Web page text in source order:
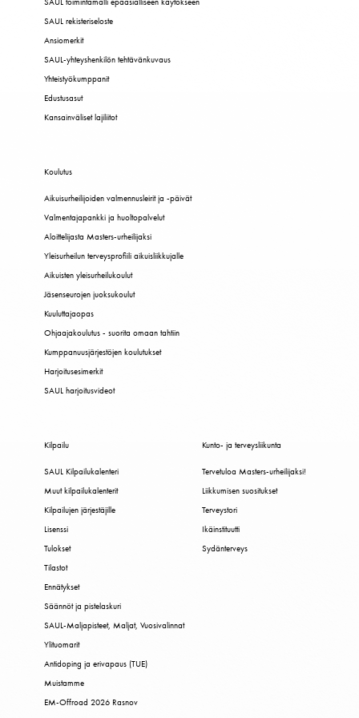
SAUL rekisteriseloste
Ansiomerkit
SAUL-yhteyshenkilön tehtävänkuvaus
Yhteistyökumppanit
Edustusasut
Kansainväliset lajiliitot
Koulutus
Aikuisurheilijoiden valmennusleirit ja -päivät
Valmentajapankki ja huoltopalvelut
Aloittelijasta Masters-urheilijaksi
Yleisurheilun terveysprofiili aikuisliikkujalle
Aikuisten yleisurheilukoulut
Jäsenseurojen juoksukoulut
Kuuluttajaopas
Ohjaajakoulutus - suorita omaan tahtiin
Kumppanuusjärjestöjen koulutukset
Harjoitusesimerkit
SAUL harjoitusvideot
Kilpailu
SAUL Kilpailukalenteri
Muut kilpailukalenterit
Kilpailujen järjestäjille
Lisenssi
Tulokset
Tilastot
Ennätykset
Säännöt ja pistelaskuri
SAUL-Maljapisteet, Maljat, Vuosivalinnat
Ylituomarit
Antidoping ja erivapaus (TUE)
Muistamme
EM-Offroad 2026 Rasnov
Kunto- ja terveysliikunta
Tervetuloa Masters-urheilijaksi!
Liikkumisen suositukset
Terveystori
Ikäinstituutti
Sydänterveys